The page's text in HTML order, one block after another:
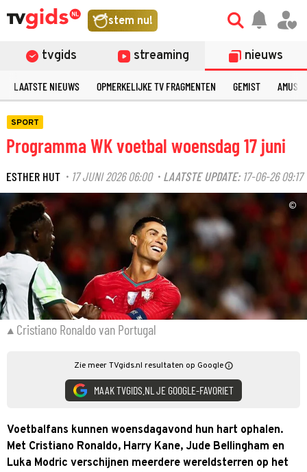
stem nu!
tvgids streaming nieuws
LAATSTE NIEUWS OPMERKELIJKE TV FRAGMENTEN GEMIST
SPORT
Programma WK voetbal woensdag 17 juni
ESTHER HUT · 17 JUNI 2026 06:00· LAATSTE UPDATE: 17-06-26 09:17
©
Cristiano Ronaldo van Portugal
Zie meer TVgids.nl resultaten op Google
MAAK TVGIDS.NL JE GOOGLE-FAVORIET
Voetbalfans kunnen woensdagavond hun hart ophalen.
Met Cristiano Ronaldo, Harry Kane, Jude Bellingham en
Luka Modric verschijnen meerdere wereldsterren op het